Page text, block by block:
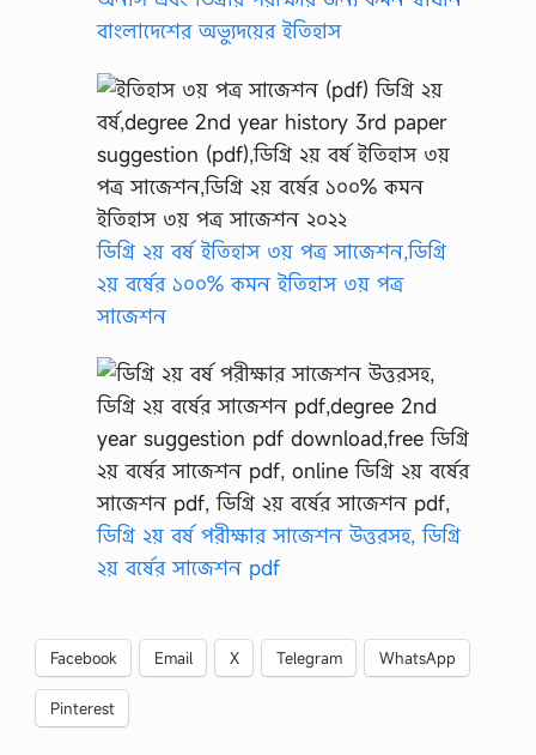
বাংলাদেশের অভ্যুদয়ের ইতিহাস
ডিগ্রি ২য় বর্ষ ইতিহাস ৩য় পত্র সাজেশন,ডিগ্রি
২য় বর্ষের ১০০% কমন ইতিহাস ৩য় পত্র
সাজেশন
ডিগ্রি ২য় বর্ষ পরীক্ষার সাজেশন উত্তরসহ, ডিগ্রি
২য় বর্ষের সাজেশন pdf
Facebook Email X Telegram WhatsApp
Pinterest